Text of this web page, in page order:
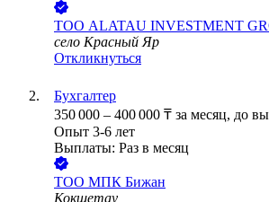
ТОО ALATAU INVESTMENT
село Красный Яр
Откликнуться
Бухгалтер
350 000 – 400 000 ₸ за месяц, до
Опыт 3-6 лет
Выплаты: Раз в месяц
ТОО МПК Бижан
Кокшетау